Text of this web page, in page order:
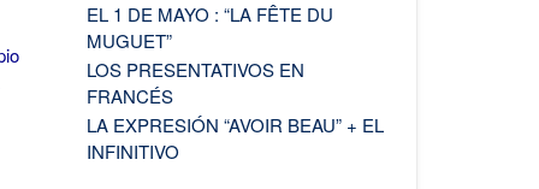
EL 1 DE MAYO : “LA FÊTE DU
MUGUET”
LOS PRESENTATIVOS EN
FRANCÉS
LA EXPRESIÓN “AVOIR BEAU” + EL
INFINITIVO